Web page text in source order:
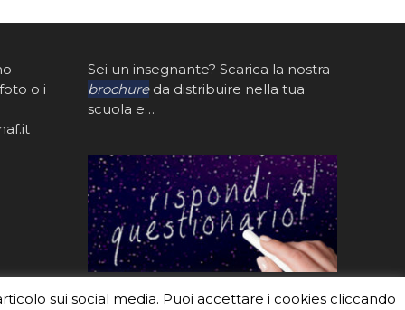
o i
Sei un insegnante? Scarica la nostra
brochureda distribuire nella tua
scuola e…
sui social media. Puoi accettare i cookies cliccando